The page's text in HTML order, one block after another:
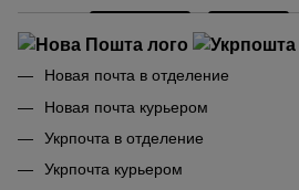
Новая почта в отделение
Новая почта курьером
Укрпочта в отделение
Укрпочта курьером